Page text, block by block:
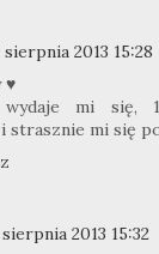
sierpnia 2013 15:28
♥
mi się,
strasznie mi się
sierpnia 2013 15:32